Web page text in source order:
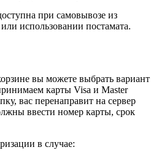
при самовывозе из
использовании постамата.
вы можете выбрать вариант
карты Visa и Master
вас перенаправит на сервер
ввести номер карты, срок
в случае: